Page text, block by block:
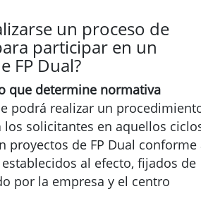
un proceso de
participar en un
FP Dual?
que determine normativa
podrá realizar un
los solicitantes en aquellos
proyectos de FP Dual conforme
al efecto, fijados de
por la empresa y el centro